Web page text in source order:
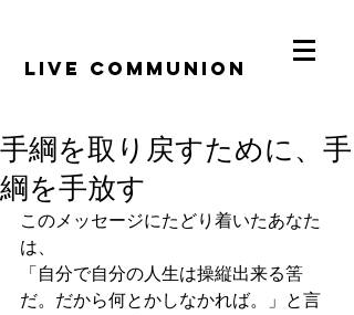
​LiVE COMMUNION
手綱を取り戻すために、手
綱を手放す
このメッセージにたどり着いたあなた
は、
「自分で自分の人生は操縦出来る筈
だ。だから何とかしなかれば。」と言